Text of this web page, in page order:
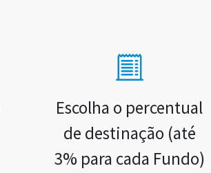
Escolha o percentual
de destinação (até
3% para cada Fundo)